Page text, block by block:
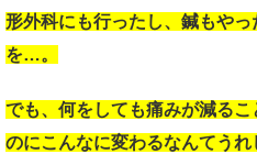
形外科にも行ったし、鍼もや
を…。
でも、何をしても痛みが減る
のにこんなに変わるなんてうれ